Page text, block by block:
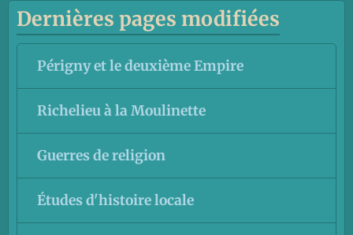
Dernières pages modifiées
Périgny et le deuxième Empire
Richelieu à la Moulinette
Guerres de religion
Études d'histoire locale